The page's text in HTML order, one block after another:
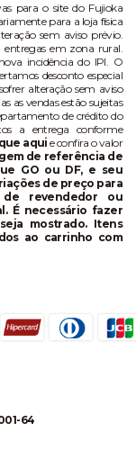
para o site do Fujioka
para a loja física
sem aviso prévio.
entregas em zona rural.
incidência do IPI. O
desconto especial
alteração sem aviso
as vendas estão sujeitas
de crédito do
a entrega conforme
aquie confira o valor
de referência de
GO ou DF, e seu
de preço para
revendedor ou
É necessário fazer
mostrado. Itens
ao carrinho com
64